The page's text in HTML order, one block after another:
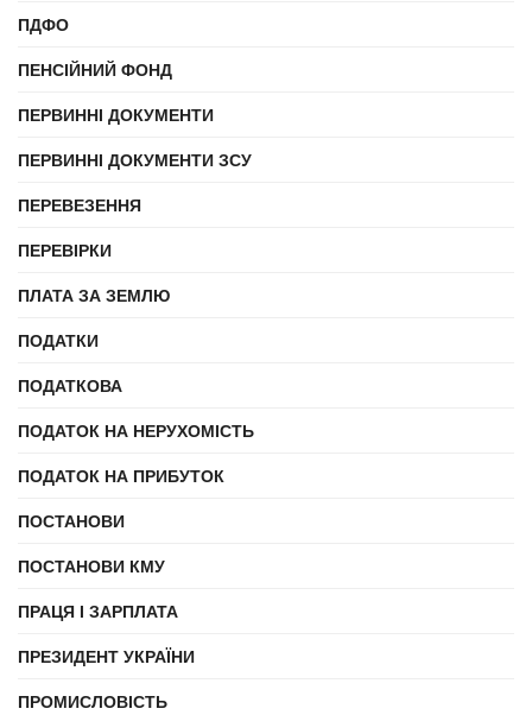
ПДФО
ПЕНСІЙНИЙ ФОНД
ПЕРВИННІ ДОКУМЕНТИ
ПЕРВИННІ ДОКУМЕНТИ ЗСУ
ПЕРЕВЕЗЕННЯ
ПЕРЕВІРКИ
ПЛАТА ЗА ЗЕМЛЮ
ПОДАТКИ
ПОДАТКОВА
ПОДАТОК НА НЕРУХОМІСТЬ
ПОДАТОК НА ПРИБУТОК
ПОСТАНОВИ
ПОСТАНОВИ КМУ
ПРАЦЯ І ЗАРПЛАТА
ПРЕЗИДЕНТ УКРАЇНИ
ПРОМИСЛОВІСТЬ